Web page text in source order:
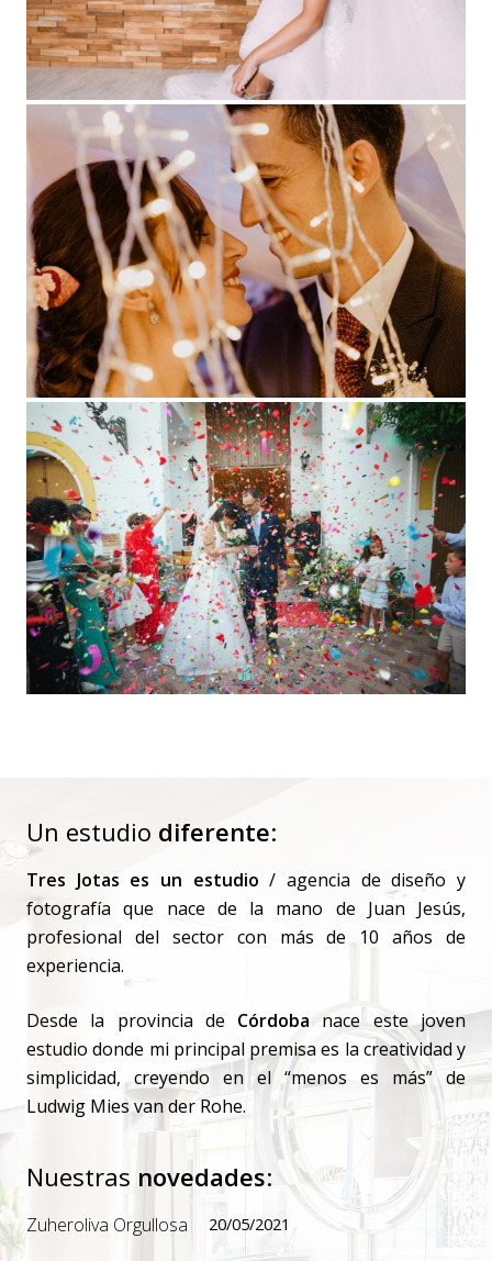
Boda Miriam y Pablo
Boda Miriam y David
Un estudio diferente:
Tres Jotas es un estudio/ agencia de diseño y
fotografía que nace de la mano de Juan Jesús,
profesional del sector con más de 10 años de
experiencia.
Desde la provincia de Córdobanace este joven
estudio donde mi principal premisa es la creatividad y
simplicidad, creyendo en el “menos es más” de
Ludwig Mies van der Rohe.
Nuestras novedades:
Zuheroliva Orgullosa 20/05/2021